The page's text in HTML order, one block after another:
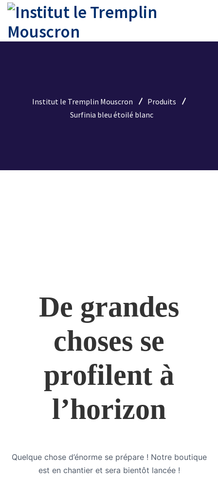
Institut le Tremplin Mouscron
Produits
Surfinia bleu étoilé blanc
De grandes
choses se
profilent à
l’horizon
Quelque chose d’énorme se prépare ! Notre boutique
est en chantier et sera bientôt lancée !